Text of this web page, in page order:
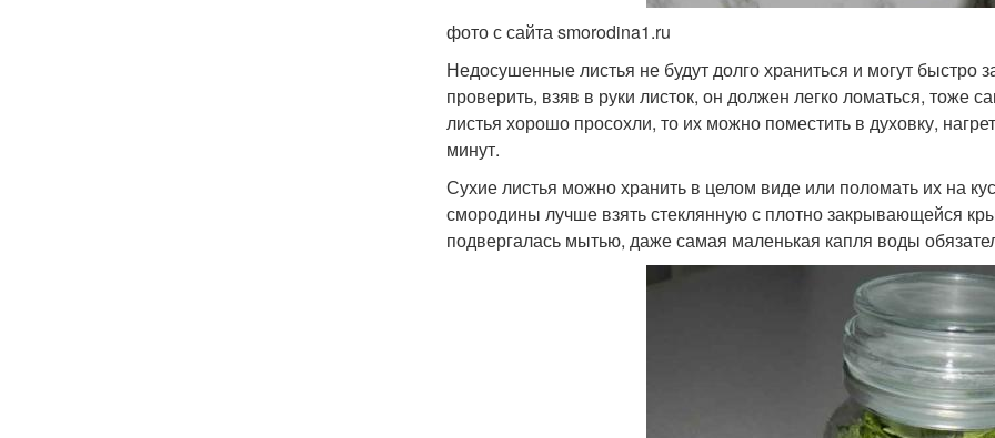
фото с сайта smorodina1.ru
Недосушенные листья не будут долго храниться и могут быстро
проверить, взяв в руки листок, он должен легко ломаться, тоже
листья хорошо просохли, то их можно поместить в духовку,
минут.
Сухие листья можно хранить в целом виде или поломать их на
смородины лучше взять стеклянную с плотно закрывающейся
подвергалась мытью, даже самая маленькая капля воды